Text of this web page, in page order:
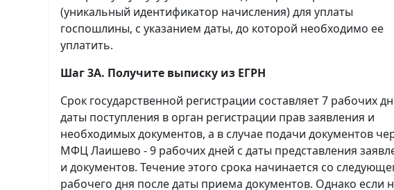
(уникальный идентификатор начисления) для уплаты
госпошлины, с указанием даты, до которой необходимо ее
уплатить.
Шаг 3А. Получите выписку из ЕГРН
Срок государственной регистрации составляет 7 рабочих
даты поступления в орган регистрации прав заявления и
необходимых документов, а в случае подачи документов
МФЦ Лаишево - 9 рабочих дней с даты представления
и документов. Течение этого срока начинается со
рабочего дня после даты приема документов. Однако если